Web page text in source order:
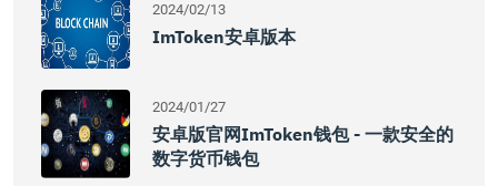
2024/02/13
ImToken安卓版本
2024/01/27
安卓版官网imToken钱包 - 一款安全的
数字货币钱包